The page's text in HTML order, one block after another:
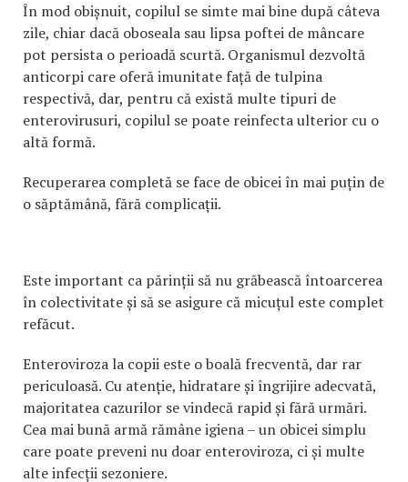
În mod obișnuit, copilul se simte mai bine după câteva
zile, chiar dacă oboseala sau lipsa poftei de mâncare
pot persista o perioadă scurtă. Organismul dezvoltă
anticorpi care oferă imunitate față de tulpina
respectivă, dar, pentru că există multe tipuri de
enterovirusuri, copilul se poate reinfecta ulterior cu o
altă formă.
Recuperarea completă se face de obicei în mai puțin de
o săptămână, fără complicații.
Este important ca părinții să nu grăbească întoarcerea
în colectivitate și să se asigure că micuțul este complet
refăcut.
Enteroviroza la copii este o boală frecventă, dar rar
periculoasă. Cu atenție, hidratare și îngrijire adecvată,
majoritatea cazurilor se vindecă rapid și fără urmări.
Cea mai bună armă rămâne igiena – un obicei simplu
care poate preveni nu doar enteroviroza, ci și multe
alte infecții sezoniere.